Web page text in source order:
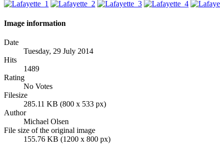
Image information
Date
Tuesday, 29 July 2014
Hits
1489
Rating
No Votes
Filesize
285.11 KB (800 x 533 px)
Author
Michael Olsen
File size of the original image
155.76 KB (1200 x 800 px)